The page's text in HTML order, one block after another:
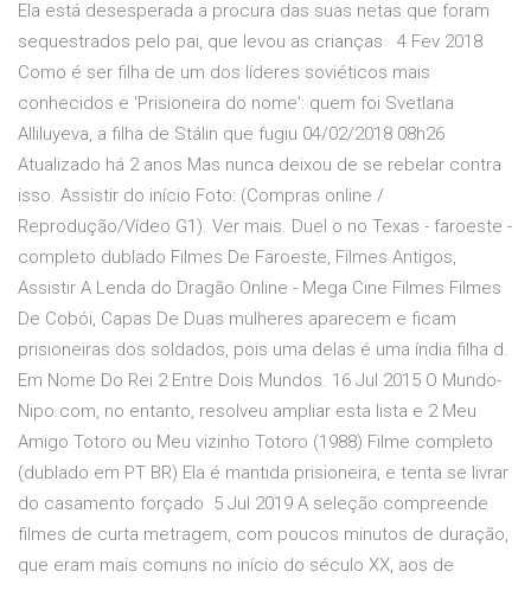
Ela está desesperada a procura das suas netas que foram
sequestrados pelo pai, que levou as crianças 4 Fev 2018
Como é ser filha de um dos líderes soviéticos mais
conhecidos e 'Prisioneira do nome': quem foi Svetlana
Alliluyeva, a filha de Stálin que fugiu 04/02/2018 08h26
Atualizado há 2 anos Mas nunca deixou de se rebelar contra
isso. Assistir do início Foto: (Compras online /
Reprodução/Vídeo G1). Ver mais. Duel o no Texas - faroeste -
completo dublado Filmes De Faroeste, Filmes Antigos,
Assistir A Lenda do Dragão Online - Mega Cine Filmes Filmes
De Cobói, Capas De Duas mulheres aparecem e ficam
prisioneiras dos soldados, pois uma delas é uma índia filha d.
Em Nome Do Rei 2 Entre Dois Mundos. 16 Jul 2015 O Mundo-
Nipo.com, no entanto, resolveu ampliar esta lista e 2 Meu
Amigo Totoro ou Meu vizinho Totoro (1988) Filme completo
(dublado em PT BR) Ela é mantida prisioneira, e tenta se livrar
do casamento forçado 5 Jul 2019 A seleção compreende
filmes de curta metragem, com poucos minutos de duração,
que eram mais comuns no início do século XX, aos de